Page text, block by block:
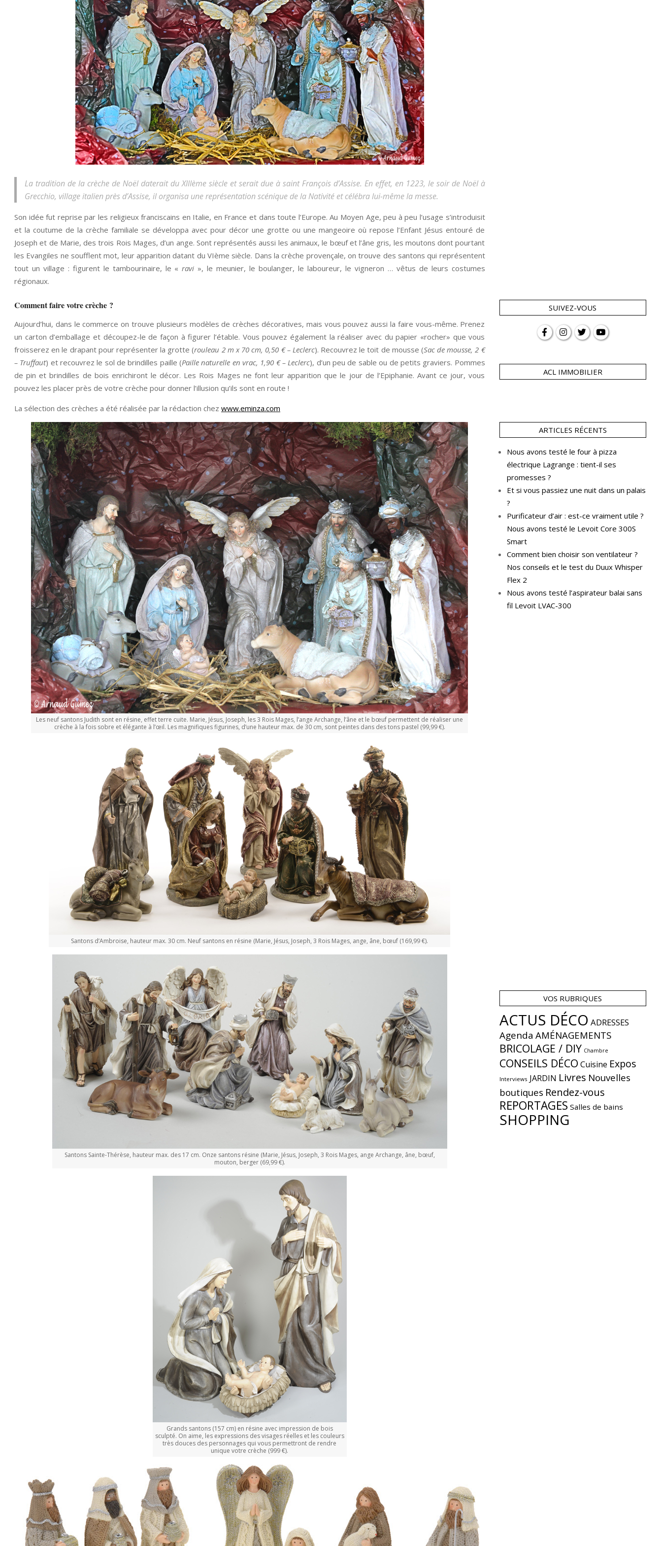
La tradition de la crèche de Noël daterait du XIIIème siècle et serait due à saint François d’Assise. En effet, en 1223, le soir de Noël à
Grecchio, village italien près d’Assise, il organisa une représentation scénique de la Nativité et célébra lui-même la messe.
Son idée fut reprise par les religieux franciscains en Italie, en France et dans toute l’Europe. Au Moyen Age, peu à peu l’usage s’introduisit
et la coutume de la crèche familiale se développa avec pour décor une grotte ou une mangeoire où repose l’Enfant Jésus entouré de
Joseph et de Marie, des trois Rois Mages, d’un ange. Sont représentés aussi les animaux, le bœuf et l’âne gris, les moutons dont pourtant
les Evangiles ne soufflent mot, leur apparition datant du VIème siècle. Dans la crèche provençale, on trouve des santons qui représentent
tout un village : figurent le tambourinaire, le «ravi », le meunier, le boulanger, le laboureur, le vigneron … vêtus de leurs costumes
régionaux.
Comment faire votre crèche ?
Aujourd’hui, dans le commerce on trouve plusieurs modèles de crèches décoratives, mais vous pouvez aussi la faire vous-même. Prenez
un carton d’emballage et découpez-le de façon à figurer l’étable. Vous pouvez également la réaliser avec du papier «rocher» que vous
froisserez en le drapant pour représenter la grotte (rouleau 2 m x 70 cm, 0,50 € – Leclerc). Recouvrez le toit de mousse (Sac de mousse, 2 €
– Truffaut) et recouvrez le sol de brindilles paille (Paille naturelle en vrac, 1,90 € – Leclerc), d’un peu de sable ou de petits graviers. Pommes
de pin et brindilles de bois enrichiront le décor. Les Rois Mages ne font leur apparition que le jour de l’Epiphanie. Avant ce jour, vous
pouvez les placer près de votre crèche pour donner l’illusion qu’ils sont en route !
La sélection des crèches a été réalisée par la rédaction chez www.eminza.com
Les neuf santons Judith sont en résine, effet terre cuite. Marie, Jésus, Joseph, les 3 Rois Mages, l’ange Archange, l’âne et le bœuf permettent de réaliser une
crèche à la fois sobre et élégante à l’œil. Les magnifiques figurines, d’une hauteur max. de 30 cm, sont peintes dans des tons pastel (99,99 €).
Santons d’Ambroise, hauteur max. 30 cm. Neuf santons en résine (Marie, Jésus, Joseph, 3 Rois Mages, ange, âne, bœuf (169,99 €).
Santons Sainte-Thérèse, hauteur max. des 17 cm. Onze santons résine (Marie, Jésus, Joseph, 3 Rois Mages, ange Archange, âne, bœuf,
mouton, berger (69,99 €).
Grands santons (157 cm) en résine avec impression de bois
sculpté. On aime, les expressions des visages réelles et les couleurs
très douces des personnages qui vous permettront de rendre
unique votre crèche (999 €).
SUIVEZ-VOUS
ACL IMMOBILIER
ARTICLES RÉCENTS
Nous avons testé le four à pizza
électrique Lagrange : tient-il ses
promesses ?
Et si vous passiez une nuit dans un palais
?
Purificateur d’air : est-ce vraiment utile ?
Nous avons testé le Levoit Core 300S
Smart
Comment bien choisir son ventilateur ?
Nos conseils et le test du Duux Whisper
Flex 2
Nous avons testé l’aspirateur balai sans
fil Levoit LVAC-300
VOS RUBRIQUES
ACTUS DÉCO ADRESSES
Agenda AMÉNAGEMENTS
BRICOLAGE / DIY Chambre
CONSEILS DÉCO Cuisine Expos
Interviews JARDIN Livres Nouvelles
boutiques Rendez-vous
REPORTAGES Salles de bains
SHOPPING